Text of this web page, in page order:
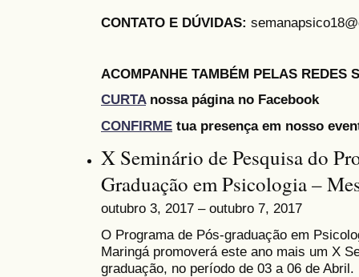
CONTATO E DÚVIDAS:
ACOMPANHE TAMBÉM PELAS REDES
CURTAnossa página no Facebook
CONFIRME tua presença em nosso
X Seminário de Pesquisa do
Graduação em Psicologia –
outubro 3, 2017 – outubro 7, 2017
O Programa de Pós-graduação em
Maringá promoverá este ano mais um X
graduação, no período de 03 a 06 de Abril.